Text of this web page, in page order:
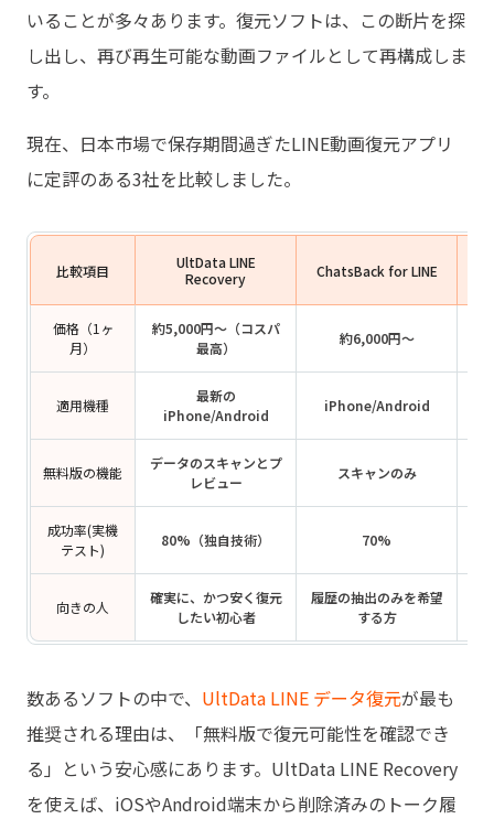
いることが多々あります。復元ソフトは、この断片を探
し出し、再び再生可能な動画ファイルとして再構成しま
す。
現在、日本市場で保存期間過ぎたLINE動画復元アプリ
に定評のある3社を比較しました。
比較項目
UltData LINE
Recovery
ChatsBack for LINE
価格（1ヶ
月）
約5,000円〜（コスパ
最高）
約6,000円〜
適用機種
最新の
iPhone/Android
iPhone/Android
無料版の機能
データのスキャンとプ
レビュー
スキャンのみ
成功率(実機
テスト)
80%（独自技術） 70%
向きの人
確実に、かつ安く復元
したい初心者
履歴の抽出のみを希望
する方
数あるソフトの中で、 UltData LINE データ復元が最も
推奨される理由は、「無料版で復元可能性を確認でき
る」という安心感にあります。UltData LINE Recovery
を使えば、iOSやAndroid端末から削除済みのトーク履